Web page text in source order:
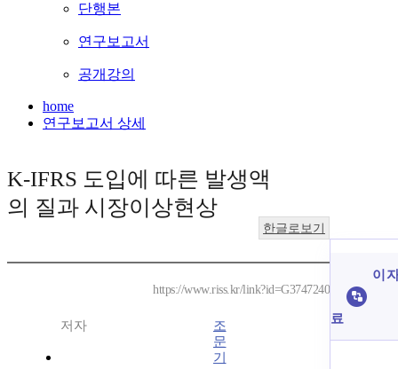
단행본
연구보고서
공개강의
home
연구보고서 상세
K-IFRS 도입에 따른 발생액
의 질과 시장이상현상
한글로보기
https://www.riss.kr/link?id=G3747240
저자
조
문
기
이
료